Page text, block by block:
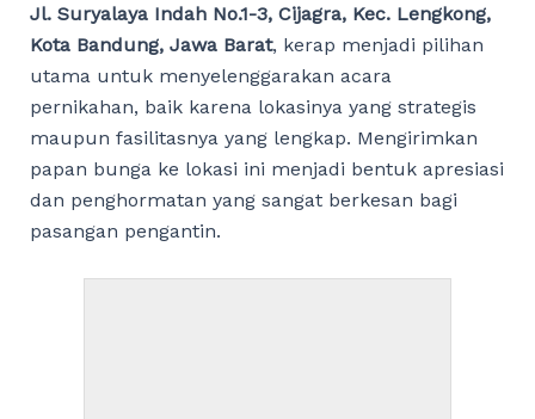
Jl. Suryalaya Indah No.1-3, Cijagra, Kec. Lengkong,
Kota Bandung, Jawa Barat, kerap menjadi pilihan
utama untuk menyelenggarakan acara
pernikahan, baik karena lokasinya yang strategis
maupun fasilitasnya yang lengkap. Mengirimkan
papan bunga ke lokasi ini menjadi bentuk apresiasi
dan penghormatan yang sangat berkesan bagi
pasangan pengantin.